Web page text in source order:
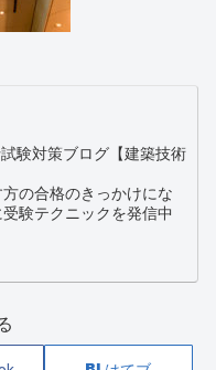
験対策ブログ【建築技術
の合格のきっかけにな
験テクニックを発信中